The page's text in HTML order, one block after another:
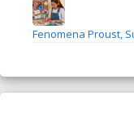
Fenomena Proust,